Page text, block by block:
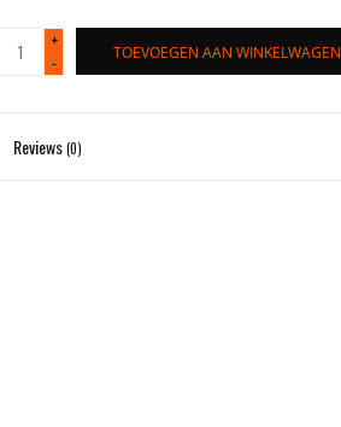
+
-
TOEVOEGEN AAN WINKELWAGEN
Reviews(0)